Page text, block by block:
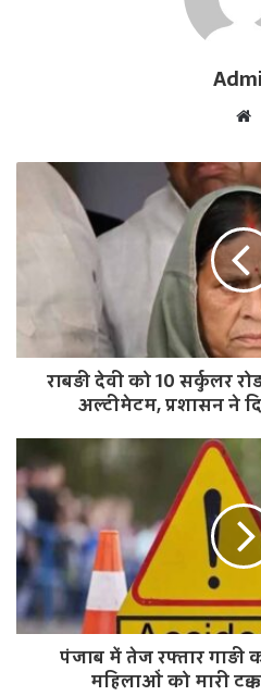
b
s
i
e
राबड़ी देवी को 10 सर्कुलर
अल्टीमेटम, प्रशासन ने
पंजाब में तेज रफ्तार गाड़ी
महिलाओं को मारी